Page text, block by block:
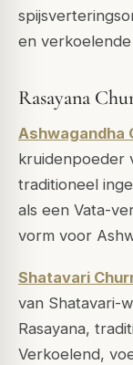
en
Rasayana
Ashwagandha
kruidenpoeder
traditioneel
als een Vata-
vorm voor
Shatavari
van Shatavari-
Rasayana,
Verkoelend,